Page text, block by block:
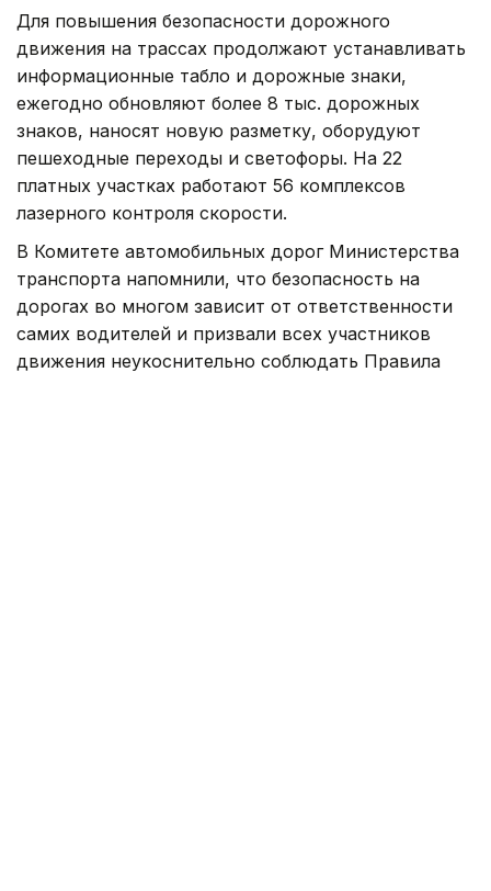
Для повышения безопасности дорожного
движения на трассах продолжают устанавливать
информационные табло и дорожные знаки,
ежегодно обновляют более 8 тыс. дорожных
знаков, наносят новую разметку, оборудуют
пешеходные переходы и светофоры. На 22
платных участках работают 56 комплексов
лазерного контроля скорости.
В Комитете автомобильных дорог Министерства
транспорта напомнили, что безопасность на
дорогах во многом зависит от ответственности
самих водителей и призвали всех участников
движения неукоснительно соблюдать Правила